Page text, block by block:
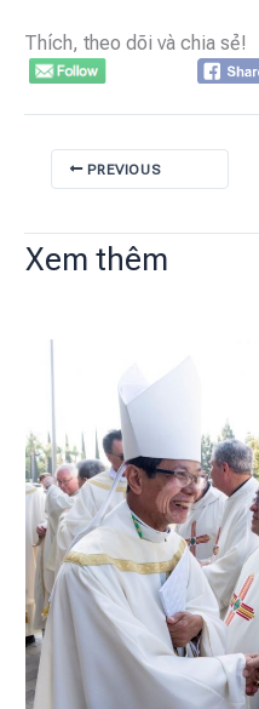
Thích, theo dõi và chia sẻ!
PREVIOUS
Xem thêm